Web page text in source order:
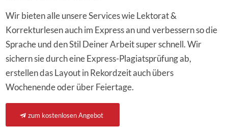
Wir bieten alle unsere Services wie Lektorat &
Korrekturlesen auch im Express an und verbessern so die
Sprache und den Stil Deiner Arbeit super schnell. Wir
sichern sie durch eine Express-Plagiatsprüfung ab,
erstellen das Layout in Rekordzeit auch übers
Wochenende oder über Feiertage.
zum kostenlosen Angebot